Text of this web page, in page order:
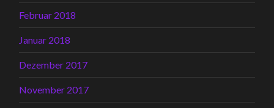
Februar 2018
Januar 2018
Dezember 2017
November 2017